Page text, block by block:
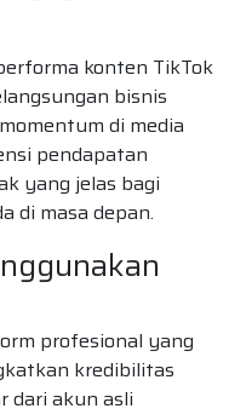
konten TikTok
bisnis
di media
pendapatan
yang jelas bagi
di masa depan.
profesional yang
kredibilitas
dari akun asli